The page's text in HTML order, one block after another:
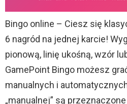
Bingo online – Ciesz się
6 nagród na jednej karcie!
pionową, linię ukośną, wzór
GamePoint Bingo możesz
manualnych i
„manualnej” są